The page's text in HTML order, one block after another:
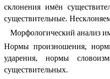
склонения имён
существительные.
Морфологический анализ
Нормы произношения,
ударения, нормы
существительных.